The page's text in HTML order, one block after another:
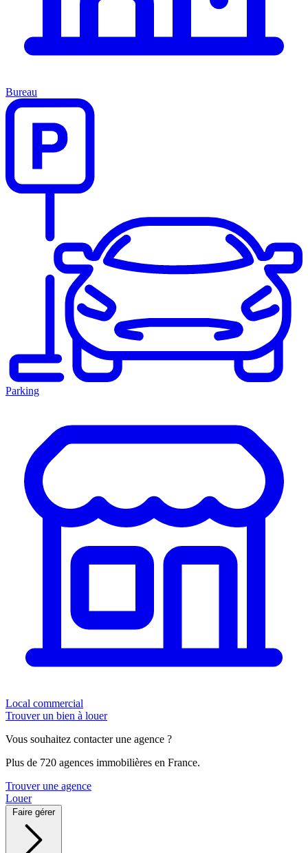
Bureau
Parking
Local commercial
Trouver un bien à louer
Vous souhaitez contacter une agence ?
Plus de 720 agences immobilières en France.
Trouver une agence
Louer
Faire gérer